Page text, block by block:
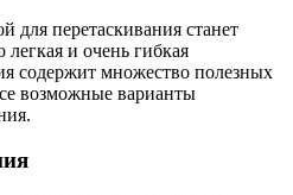
для перетаскивания станет
легкая и очень гибкая
содержит множество полезных
возможные варианты